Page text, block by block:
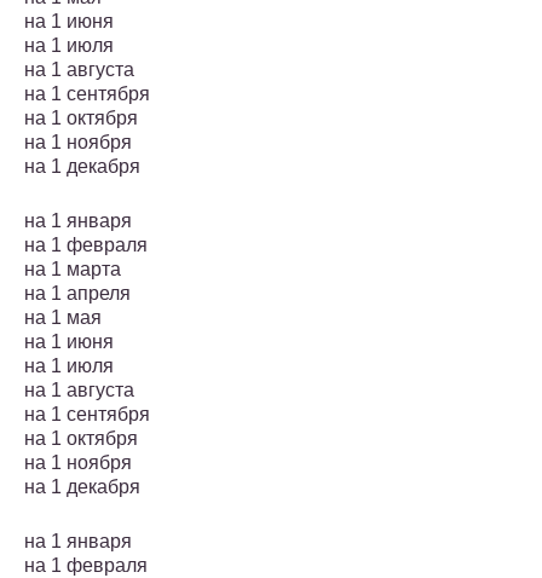
на 1 июня
на 1 июля
на 1 августа
на 1 сентября
на 1 октября
на 1 ноября
на 1 декабря
на 1 января
на 1 февраля
на 1 марта
на 1 апреля
на 1 мая
на 1 июня
на 1 июля
на 1 августа
на 1 сентября
на 1 октября
на 1 ноября
на 1 декабря
на 1 января
на 1 февраля